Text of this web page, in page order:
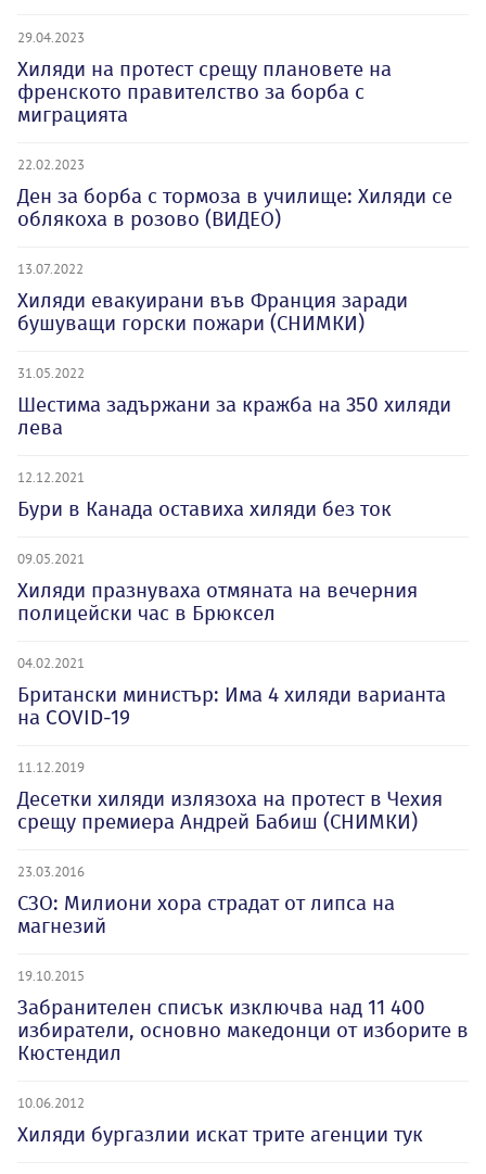
29.04.2023
Хиляди на протест срещу плановете на
френското правителство за борба с
миграцията
22.02.2023
Ден за борба с тормоза в училище: Хиляди се
облякоха в розово (ВИДЕО)
13.07.2022
Хиляди евакуирани във Франция заради
бушуващи горски пожари (СНИМКИ)
31.05.2022
Шестима задържани за кражба на 350 хиляди
лева
12.12.2021
Бури в Канада оставиха хиляди без ток
09.05.2021
Хиляди празнуваха отмяната на вечерния
полицейски час в Брюксел
04.02.2021
Британски министър: Има 4 хиляди варианта
на COVID-19
11.12.2019
Десетки хиляди излязоха на протест в Чехия
срещу премиера Андрей Бабиш (СНИМКИ)
23.03.2016
СЗО: Милиони хора страдат от липса на
магнезий
19.10.2015
Забранителен списък изключва над 11 400
избиратели, основно македонци от изборите в
Кюстендил
10.06.2012
Хиляди бургазлии искат трите агенции тук